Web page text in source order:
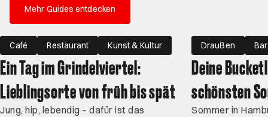
Mehr Guides entdecken
Café Restaurant Kunst & Kultur
Ein Tag im Grindelviertel:
Lieblingsorte von früh bis spät
Jung, hip, lebendig – dafür ist das
Draußen Bar
Deine
schönsten
Sommer in